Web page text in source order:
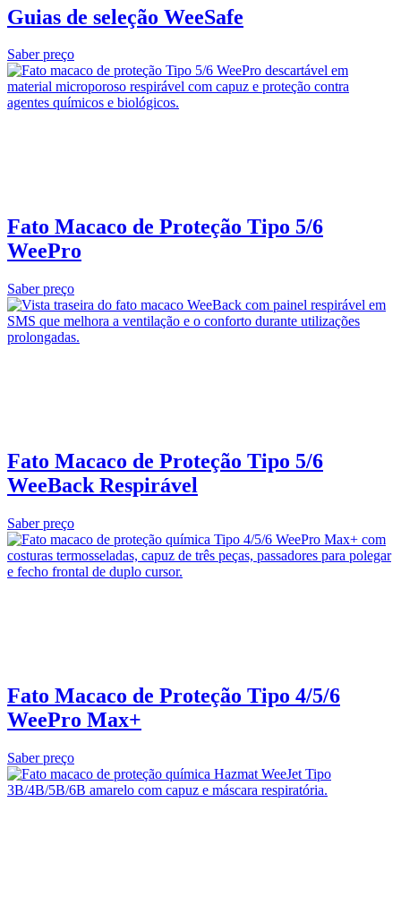
Guias de seleção WeeSafe
Saber preço
Fato Macaco de Proteção Tipo 5/6
WeePro
Saber preço
Fato Macaco de Proteção Tipo 5/6
WeeBack Respirável
Saber preço
Fato Macaco de Proteção Tipo 4/5/6
WeePro Max+
Saber preço